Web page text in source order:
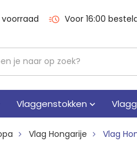
Voor 16:00
Vlaggenstokken
Vlag Hongarije Vlag